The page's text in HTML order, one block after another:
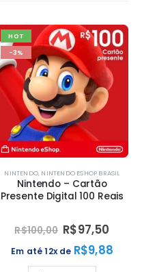
HOT
-3%
NINTENDO, NINTENDO ESHOP BRASIL
Nintendo – Cartão
Presente Digital 100 Reais
R$100,00 R$97,50
Em até 12x de R$9,88